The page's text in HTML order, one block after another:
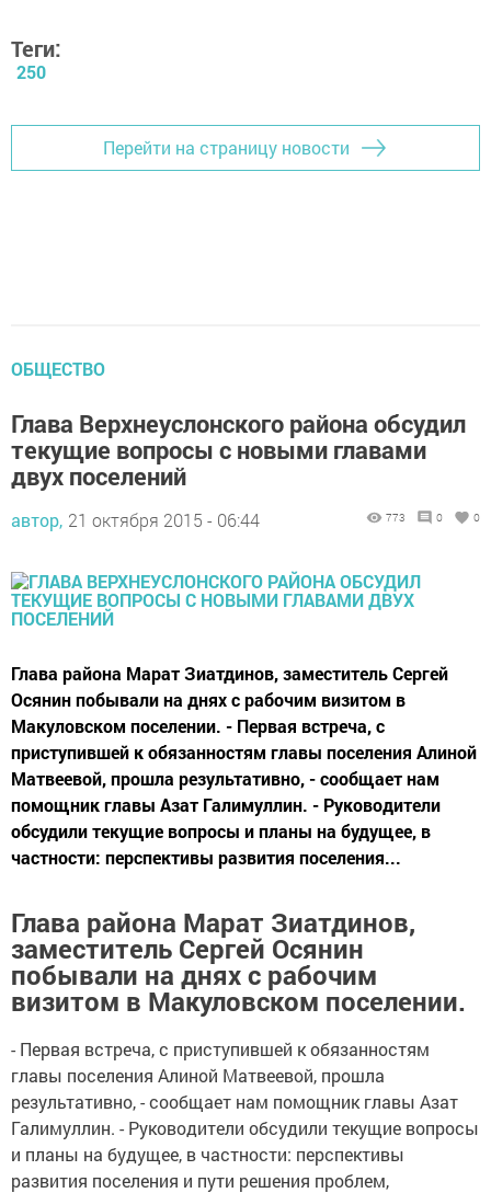
Теги:
250
Перейти на страницу новости
ОБЩЕСТВО
Глава Верхнеуслонского района обсудил
текущие вопросы с новыми главами
двух поселений
автор, 21 октября 2015 - 06:44 773 0 0
Глава района Марат Зиатдинов, заместитель Сергей
Осянин побывали на днях с рабочим визитом в
Макуловском поселении. - Первая встреча, с
приступившей к обязанностям главы поселения Алиной
Матвеевой, прошла результативно, - сообщает нам
помощник главы Азат Галимуллин. - Руководители
обсудили текущие вопросы и планы на будущее, в
частности: перспективы развития поселения...
Глава района Марат Зиатдинов,
заместитель Сергей Осянин
побывали на днях с рабочим
визитом в Макуловском поселении.
- Первая встреча, с приступившей к обязанностям
главы поселения Алиной Матвеевой, прошла
результативно, - сообщает нам помощник главы Азат
Галимуллин. - Руководители обсудили текущие вопросы
и планы на будущее, в частности: перспективы
развития поселения и пути решения проблем,